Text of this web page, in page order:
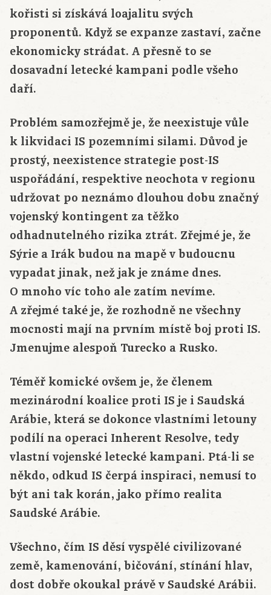
kořisti si získává loajalitu svých
proponentů. Když se expanze zastaví, začne
ekonomicky strádat. A přesně to se
dosavadní letecké kampani podle všeho
daří.
Problém samozřejmě je, že neexistuje vůle
k likvidaci IS pozemními silami. Důvod je
prostý, neexistence strategie post-IS
uspořádání, respektive neochota v regionu
udržovat po neznámo dlouhou dobu značný
vojenský kontingent za těžko
odhadnutelného rizika ztrát. Zřejmé je, že
Sýrie a Irák budou na mapě v budoucnu
vypadat jinak, než jak je známe dnes.
O mnoho víc toho ale zatím nevíme.
A zřejmé také je, že rozhodně ne všechny
mocnosti mají na prvním místě boj proti IS.
Jmenujme alespoň Turecko a Rusko.
Téměř komické ovšem je, že členem
mezinárodní koalice proti IS je i Saudská
Arábie, která se dokonce vlastními letouny
podílí na operaci Inherent Resolve, tedy
vlastní vojenské letecké kampani. Ptá-li se
někdo, odkud IS čerpá inspiraci, nemusí to
být ani tak korán, jako přímo realita
Saudské Arábie.
Všechno, čím IS děsí vyspělé civilizované
země, kamenování, bičování, stínání hlav,
dost dobře okoukal právě v Saudské Arábii.